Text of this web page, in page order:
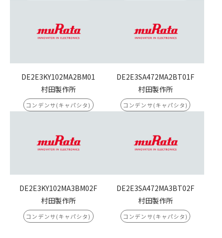
DE2E3KY102MA2BM01
村田製作所
コンデンサ(キャパシタ)
DE2E3SA472MA2BT01F
村田製作所
コンデンサ(キャパシタ)
DE2E3KY102MA3BM02F
村田製作所
コンデンサ(キャパシタ)
DE2E3SA472MA3BT02F
村田製作所
コンデンサ(キャパシタ)